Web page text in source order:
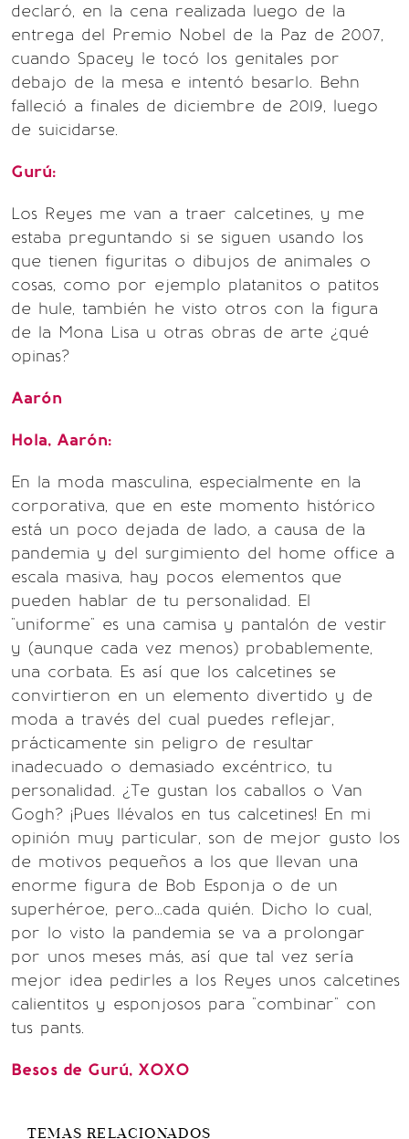
declaró, en la cena realizada luego de la
entrega del Premio Nobel de la Paz de 2007,
cuando Spacey le tocó los genitales por
debajo de la mesa e intentó besarlo. Behn
falleció a finales de diciembre de 2019, luego
de suicidarse.
Gurú:
Los Reyes me van a traer calcetines, y me
estaba preguntando si se siguen usando los
que tienen figuritas o dibujos de animales o
cosas, como por ejemplo platanitos o patitos
de hule, también he visto otros con la figura
de la Mona Lisa u otras obras de arte ¿qué
opinas?
Aarón
Hola, Aarón:
En la moda masculina, especialmente en la
corporativa, que en este momento histórico
está un poco dejada de lado, a causa de la
pandemia y del surgimiento del home office a
escala masiva, hay pocos elementos que
pueden hablar de tu personalidad. El
"uniforme" es una camisa y pantalón de vestir
y (aunque cada vez menos) probablemente,
una corbata. Es así que los calcetines se
convirtieron en un elemento divertido y de
moda a través del cual puedes reflejar,
prácticamente sin peligro de resultar
inadecuado o demasiado excéntrico, tu
personalidad. ¿Te gustan los caballos o Van
Gogh? ¡Pues llévalos en tus calcetines! En mi
opinión muy particular, son de mejor gusto los
de motivos pequeños a los que llevan una
enorme figura de Bob Esponja o de un
superhéroe, pero...cada quién. Dicho lo cual,
por lo visto la pandemia se va a prolongar
por unos meses más, así que tal vez sería
mejor idea pedirles a los Reyes unos calcetines
calientitos y esponjosos para "combinar" con
tus pants.
Besos de Gurú, XOXO
TEMAS RELACIONADOS